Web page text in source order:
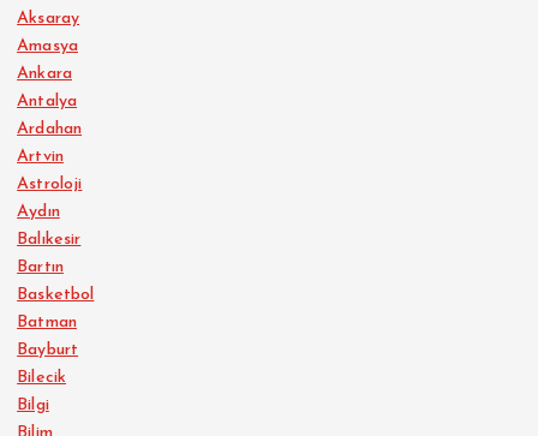
Aksaray
Amasya
Ankara
Antalya
Ardahan
Artvin
Astroloji
Aydın
Balıkesir
Bartın
Basketbol
Batman
Bayburt
Bilecik
Bilgi